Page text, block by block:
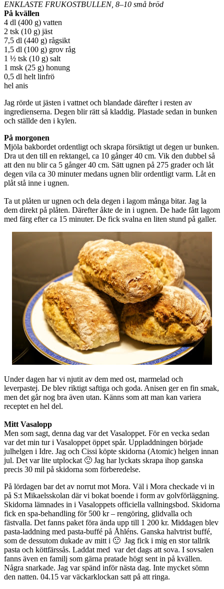
ENKLASTE FRUKOSTBULLEN, 8–10 små bröd
På kvällen
4 dl (400 g) vatten
2 tsk (10 g) jäst
7,5 dl (440 g) rågsikt
1,5 dl (100 g) grov råg
1 ½ tsk (10 g) salt
1 msk (25 g) honung
0,5 dl helt linfrö
hel anis
Jag rörde ut jästen i vattnet och blandade därefter i resten av
ingredienserna. Degen blir rätt så kladdig. Plastade sedan in bunken
och ställde den i kylen.
På morgonen
Mjöla bakbordet ordentligt och skrapa försiktigt ut degen ur bunken.
Dra ut den till en rektangel, ca 10 gånger 40 cm. Vik den dubbel så
att den nu blir ca 5 gånger 40 cm. Sätt ugnen på 275 grader och låt
degen vila ca 30 minuter medans ugnen blir ordentligt varm. Låt en
plåt stå inne i ugnen.
Ta ut plåten ur ugnen och dela degen i lagom många bitar. Jag la
dem direkt på plåten. Därefter åkte de in i ugnen. De hade fått lagom
med färg efter ca 15 minuter. De fick svalna en liten stund på galler.
Under dagen har vi njutit av dem med ost, marmelad och
leverpastej. De blev riktigt saftiga och goda. Anisen ger en fin smak,
men det går nog bra även utan. Känns som att man kan variera
receptet en hel del.
Mitt Vasalopp
Men som sagt, denna dag var det Vasaloppet. För en vecka sedan
var det min tur i Vasaloppet öppet spår. Uppladdningen började
julhelgen i Idre. Jag och Cissi köpte skidorna (Atomic) helgen innan
jul. Det var lite utplockat 🙂 Jag har lyckats skrapa ihop ganska
precis 30 mil på skidorna som förberedelse.
På lördagen bar det av norrut mot Mora. Väl i Mora checkade vi in
på S:t Mikaelsskolan där vi bokat boende i form av golvförläggning.
Skidorna lämnades in i Vasaloppets officiella vallningsbod. Skidorna
fick en spa-behandling för 500 kr – rengöring, glidvalla och
fästvalla. Det fanns paket föra ända upp till 1 200 kr. Middagen blev
pasta-laddning med pasta-buffé på Åhléns. Ganska halvtrist buffé,
som de dessutom dukade av mitt i 🙂 Jag fick i mig en stor tallrik
pasta och köttfärssås. Laddat med var det dags att sova. I sovsalen
fanns även en familj som gärna pratade högt sent in på kvällen.
Några snarkade. Jag var spänd inför nästa dag. Inte mycket sömn
den natten. 04.15 var väckarklockan satt på att ringa.